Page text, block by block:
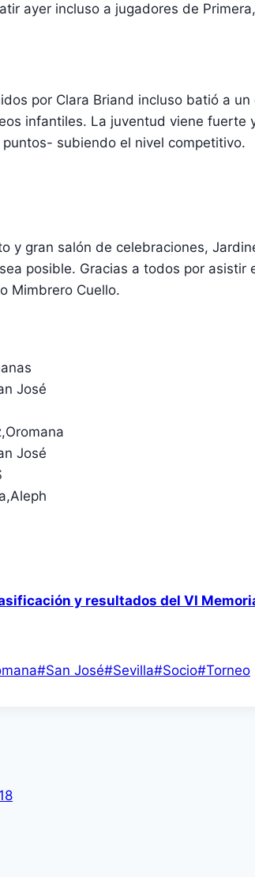
ayer incluso a jugadores de
por Clara Briand incluso batió a
infantiles. La juventud viene
subiendo el nivel competitivo.
y gran salón de celebraciones,
posible. Gracias a todos por
Mimbrero Cuello.
José
José
y resultados del VI
#San José#Sevilla#Socio#Torneo